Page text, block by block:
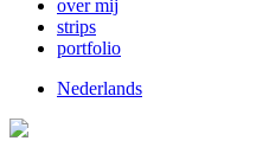
over mij
strips
portfolio
Nederlands